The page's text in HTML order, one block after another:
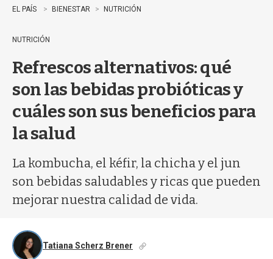
e
EL PAÍS BIENESTAR NUTRICIÓN
NUTRICIÓN
Refrescos alternativos: qué
son las bebidas probióticas y
cuáles son sus beneficios para
la salud
La kombucha, el kéfir, la chicha y el jun
son bebidas saludables y ricas que pueden
mejorar nuestra calidad de vida.
Tatiana Scherz Brener